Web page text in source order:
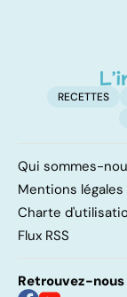
RECETTES
Qui sommes-
Mentions légales
Charte
Flux RSS
Retrouvez-nous